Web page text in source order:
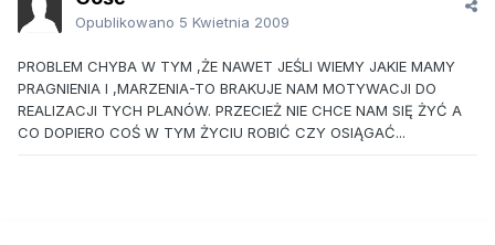
Opublikowano 5 Kwietnia 2009
PROBLEM CHYBA W TYM ,ŻE NAWET JEŚLI WIEMY JAKIE MAMY
PRAGNIENIA I ,MARZENIA-TO BRAKUJE NAM MOTYWACJI DO
REALIZACJI TYCH PLANÓW. PRZECIEŻ NIE CHCE NAM SIĘ ŻYĆ A
CO DOPIERO COŚ W TYM ŻYCIU ROBIĆ CZY OSIĄGAĆ...